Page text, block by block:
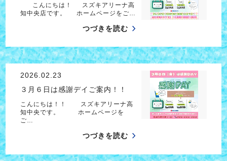
こんにちは！ スズキアリーナ高
知中央店です。 ホームページをご…
つづきを読む
2026.02.23
３月６日は感謝デイご案内！！
こんにちは！！ スズキアリーナ高
知中央です。 ホームページを
ご…
つづきを読む